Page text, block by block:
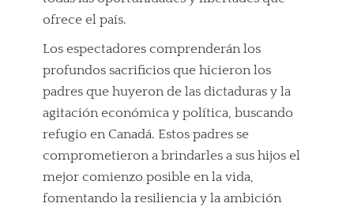
ofrece el país.
Los espectadores comprenderán los
profundos sacrificios que hicieron los
padres que huyeron de las dictaduras y la
agitación económica y política, buscando
refugio en Canadá. Estos padres se
comprometieron a brindarles a sus hijos el
mejor comienzo posible en la vida,
fomentando la resiliencia y la ambición